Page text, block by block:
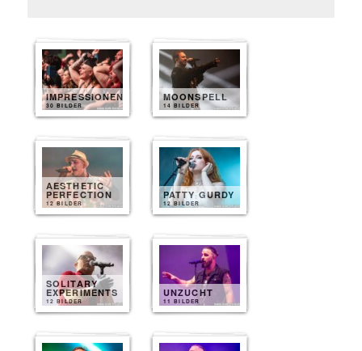
IMPRESSIONEN
30 BILDER
MOONSPELL
14 BILDER
AESTHETIC
PERFECTION
12 BILDER
PATTY GURDY
12 BILDER
SOLITARY
EXPERIMENTS
12 BILDER
UNZUCHT
11 BILDER